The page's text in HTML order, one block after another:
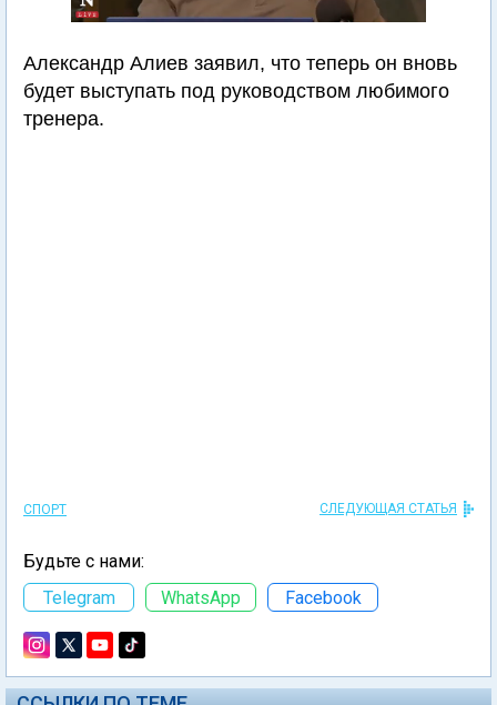
Александр Алиев заявил, что теперь он вновь
будет выступать под руководством любимого
тренера.
СПОРТ СЛЕДУЮЩАЯ СТАТЬЯ
Будьте с нами:
Telegram
WhatsApp Facebook